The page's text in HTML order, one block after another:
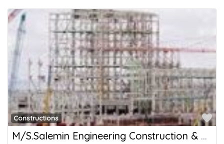
Constructions
M/S.Salemin Engineering Construction & Maintenance